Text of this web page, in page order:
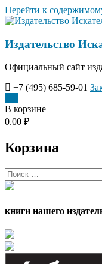
Перейти к
Издательство
Официальный сайт
+7 (495) 685-59-01
В корзине
0.00 ₽
Корзина
книги нашего